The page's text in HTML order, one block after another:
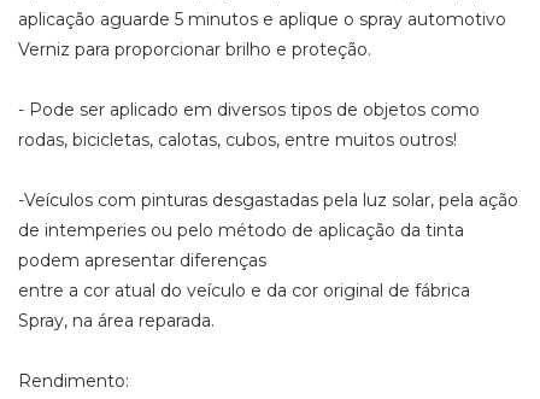
aplicação aguarde 5 minutos e aplique o spray automotivo
Verniz para proporcionar brilho e proteção.
- Pode ser aplicado em diversos tipos de objetos como
rodas, bicicletas, calotas, cubos, entre muitos outros!
-Veículos com pinturas desgastadas pela luz solar, pela ação
de intemperies ou pelo método de aplicação da tinta
podem apresentar diferenças
entre a cor atual do veículo e da cor original de fábrica
Spray, na área reparada.
Rendimento: